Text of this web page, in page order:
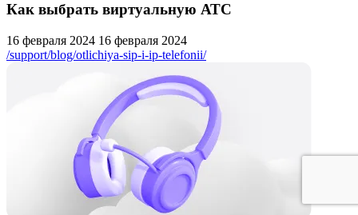
Как выбрать виртуальную АТС
16 февраля 2024 16 февраля 2024
/support/blog/otlichiya-sip-i-ip-telefonii/